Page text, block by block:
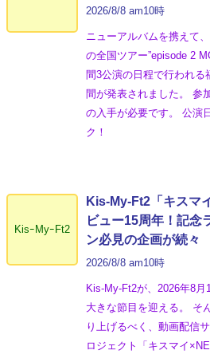
2026/8/8 am10時
ニューアルバムを携えて
の全国ツアー”episode 2
間3公演の日程で行われ
間が発表されました。 参
の入手が必要です。 公
ク！
KisｰMyｰFt2
Kis-My-Ft2「キスマ
ビュー15周年！記念
ン必見の企画が続々
2026/8/8 am10時
Kis-My-Ft2が、2026年8月
大きな節目を迎える。 そ
り上げるべく、動画配信
ロジェクト「キスマイ